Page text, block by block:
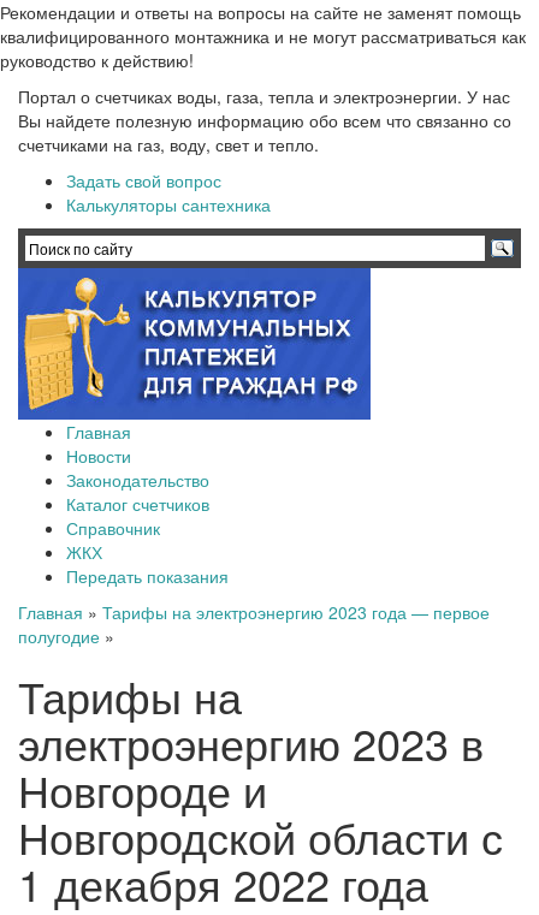
Рекомендации и ответы на вопросы на сайте не заменят помощь
квалифицированного монтажника и не могут рассматриваться как
руководство к действию!
Портал о счетчиках воды, газа, тепла и электроэнергии. У нас
Вы найдете полезную информацию обо всем что связанно со
счетчиками на газ, воду, свет и тепло.
Задать свой вопрос
Калькуляторы сантехника
Главная
Новости
Законодательство
Каталог счетчиков
Справочник
ЖКХ
Передать показания
Главная » Тарифы на электроэнергию 2023 года — первое
полугодие »
Тарифы на
электроэнергию 2023 в
Новгороде и
Новгородской области с
1 декабря 2022 года